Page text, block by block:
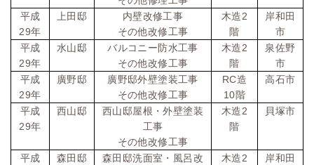
平成
29年
上田邸
内壁改修工事
その他改修工事
木造2
階
岸和田
市
平成
29年
水山邸
バルコニー防水工事
その他改修工事
木造2
階
泉佐野
市
平成
29年
廣野邸
廣野邸外壁塗装工事
その他改修工事
RC造
10 階
高石市
平成
29年
西山邸
西山邸屋根・外壁塗装
工事
その他改修工事
木造2
階
貝塚市
平成 森田邸
森田邸洗面室・風呂改
木造2
岸和田